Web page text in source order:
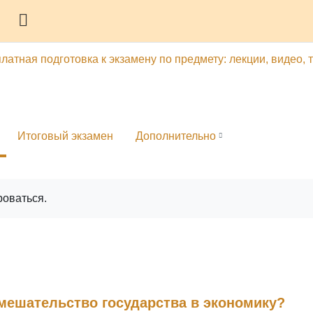
подготовка к экзамену по предмету: лекции, видео,
Итоговый экзамен Дополнительно
государства в экономику?